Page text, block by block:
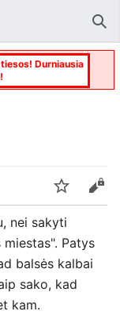
Durniausia
Stebėti
Keisti
nei sakyti
Patys
balsės kalbai
sako, kad
kam.